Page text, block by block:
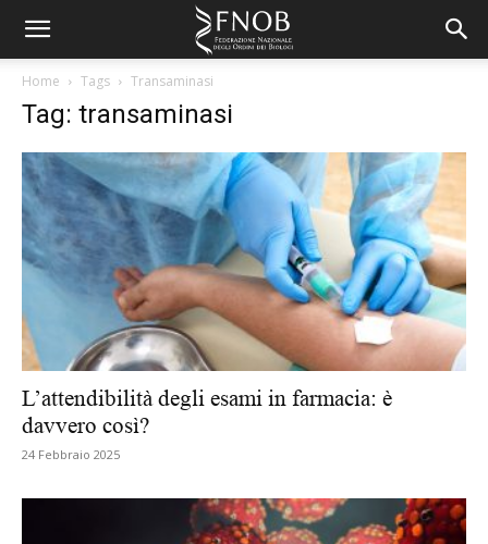
Home Tags Transaminasi
Tag: transaminasi
L’attendibilità degli esami in farmacia: è
davvero così?
24 Febbraio 2025